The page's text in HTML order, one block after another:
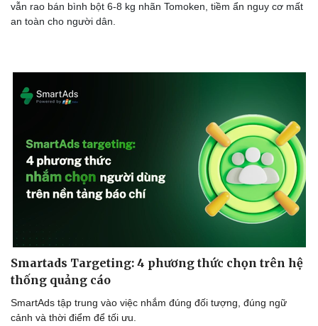
vẫn rao bán bình bột 6-8 kg nhãn Tomoken, tiềm ẩn nguy cơ mất
an toàn cho người dân.
Smartads Targeting: 4 phương thức chọn trên hệ
thống quảng cáo
SmartAds tập trung vào việc nhắm đúng đối tượng, đúng ngữ
cảnh và thời điểm để tối ưu.